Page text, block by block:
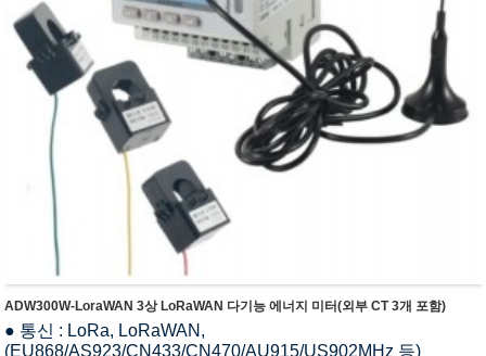
ADW300W-LoraWAN 3상 LoRaWAN 다기능 에너지 미터(외부 CT 3개 포함)
● 통신 : LoRa, LoRaWAN,
(EU868/AS923/CN433/CN470/AU915/US902MHz 등)